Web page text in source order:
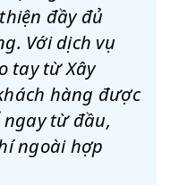
đầy đủ
Với dịch vụ
tay từ Xây
hàng được
từ đầu,
ngoài hợp